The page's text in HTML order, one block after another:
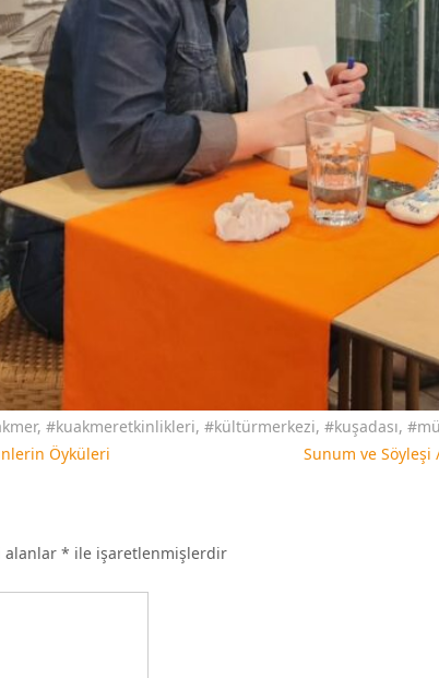
, #kuakmeretkinlikleri, #kültürmerkezi, #kuşadası,
Öyküleri Sunum ve Söyleşi
alanlar * ile işaretlenmişlerdir